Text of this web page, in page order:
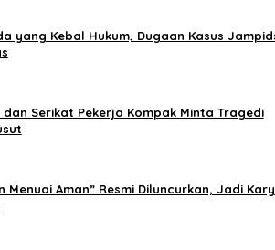
yang Kebal Hukum, Dugaan Kasus
dan Serikat Pekerja Kompak Minta Tragedi
Menuai Aman” Resmi Diluncurkan, Jadi